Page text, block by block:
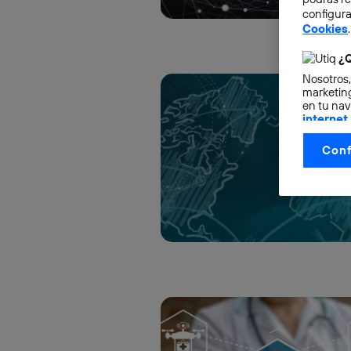
Cookies.
en tu
internet
otorgas
La
control.
Este
Si